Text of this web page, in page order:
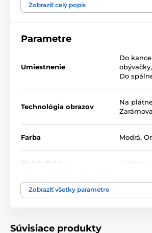
na vás, tak neváhajte a vytvorte
galériu plnú jedinečných motívov.
Zobraziť celý popis
Parametre
Umiestnenie
Do
obývačky,
Do
Technológia obrazov
Na
Farba Modrá,
Počet dielov 4-dielne
Zobraziť všetky parametre
Súvisiace produkty